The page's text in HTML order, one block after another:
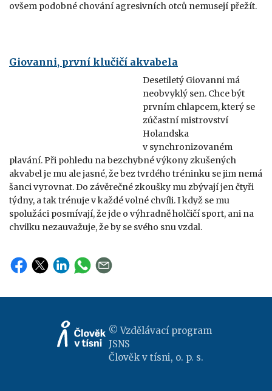
ovšem podobné chování agresivních otců nemusejí přežít.
Giovanni, první klučičí akvabela
Desetiletý Giovanni má
neobvyklý sen. Chce být
prvním chlapcem, který se
zúčastní mistrovství
Holandska
v synchronizovaném
plavání. Při pohledu na bezchybné výkony zkušených
akvabel je mu ale jasné, že bez tvrdého tréninku se jim nemá
šanci vyrovnat. Do závěrečné zkoušky mu zbývají jen čtyři
týdny, a tak trénuje v každé volné chvíli. I když se mu
spolužáci posmívají, že jde o výhradně holčičí sport, ani na
chvilku nezauvažuje, že by se svého snu vzdal.
© Vzdělávací program
JSNS
Člověk v tísni, o. p. s.